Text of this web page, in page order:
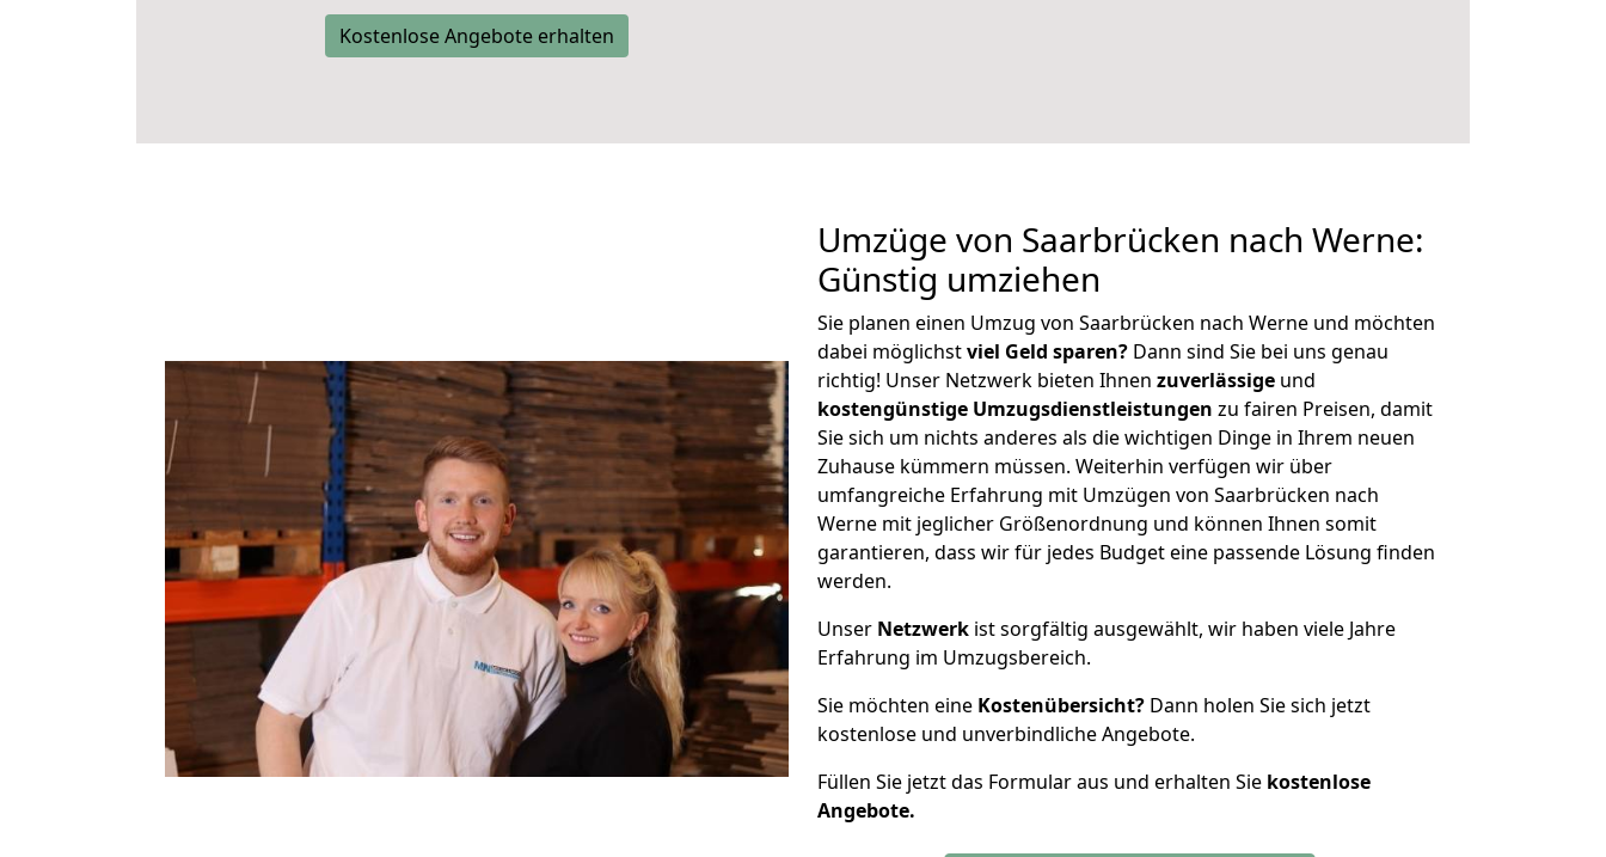
Kostenlose Angebote erhalten
Umzüge von Saarbrücken nach Werne:
Günstig umziehen
Sie planen einen Umzug von Saarbrücken nach Werne und möchten
dabei möglichstviel Geld sparen? Dann sind Sie bei uns genau
richtig! Unser Netzwerk bieten Ihnen zuverlässige und
kostengünstige Umzugsdienstleistungen zu fairen Preisen, damit
Sie sich um nichts anderes als die wichtigen Dinge in Ihrem neuen
Zuhause kümmern müssen. Weiterhin verfügen wir über
umfangreiche Erfahrung mit Umzügen von Saarbrücken nach
Werne mit jeglicher Größenordnung und können Ihnen somit
garantieren, dass wir für jedes Budget eine passende Lösung finden
werden.
Unser Netzwerk ist sorgfältig ausgewählt, wir haben viele Jahre
Erfahrung im Umzugsbereich.
Sie möchten eine Kostenübersicht? Dann holen Sie sich jetzt
kostenlose und unverbindliche Angebote.
Füllen Sie jetzt das Formular aus und erhalten Sie kostenlose
Angebote.